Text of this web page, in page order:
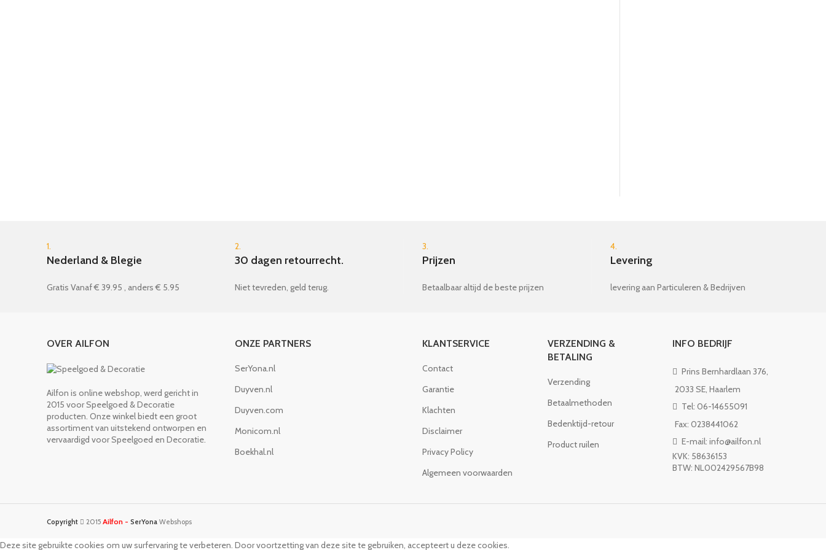
1.
Nederland & Blegie
Gratis Vanaf € 39.95 , anders € 5.95
2.
30 dagen retourrecht.
Niet tevreden, geld terug.
3.
Prijzen
Betaalbaar altijd de beste prijzen
4.
Levering
levering aan Particuleren & Bedrijven
OVER AILFON
Ailfon is online webshop, werd gericht in
2015 voor Speelgoed & Decoratie
producten. Onze winkel biedt een groot
assortiment van uitstekend ontworpen en
vervaardigd voor Speelgoed en Decoratie.
ONZE PARTNERS
SerYona.nl
Duyven.nl
Duyven.com
Monicom.nl
Boekhal.nl
KLANTSERVICE
Contact
Garantie
Klachten
Disclaimer
Privacy Policy
Algemeen voorwaarden
VERZENDING &
BETALING
Verzending
Betaalmethoden
Bedenktijd-retour
Product ruilen
INFO BEDRIJF
Prins Bernhardlaan 376,
2033 SE, Haarlem
Tel: 06-14655091
Fax: 0238441062
E-mail: info@ailfon.nl
KVK: 58636153
BTW: NL002429567B98
Copyright 2015 Ailfon - SerYona Webshops
Deze site gebruikte cookies om uw surfervaring te verbeteren. Door voortzetting van deze site te gebruiken, accepteert u deze cookies.